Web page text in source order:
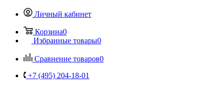
Личный кабинет
Корзина0
Избранные товары0
Сравнение товаров0
+7 (495) 204-18-01